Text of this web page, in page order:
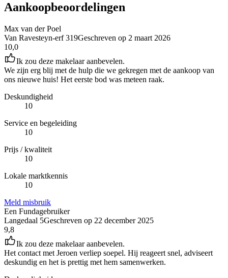
Aankoopbeoordelingen
Max van der Poel
Van Ravesteyn-erf 319Geschreven op 2 maart 2026
10,0
Ik zou deze makelaar aanbevelen.
We zijn erg blij met de hulp die we gekregen met de aankoop van
ons nieuwe huis! Het eerste bod was meteen raak.
Deskundigheid
10
Service en begeleiding
10
Prijs / kwaliteit
10
Lokale marktkennis
10
Meld misbruik
Een Fundagebruiker
Langedaal 5Geschreven op 22 december 2025
9,8
Ik zou deze makelaar aanbevelen.
Het contact met Jeroen verliep soepel. Hij reageert snel, adviseert
deskundig en het is prettig met hem samenwerken.